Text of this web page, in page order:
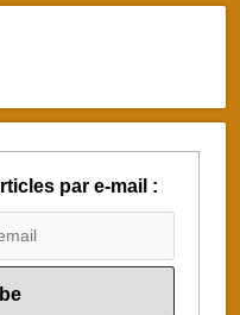
par e-mail :